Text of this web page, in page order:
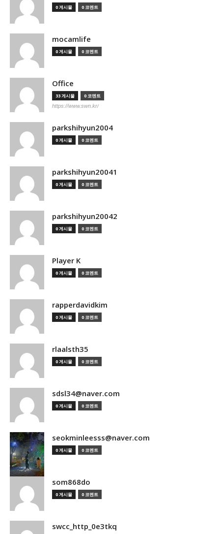
0 게시물 0 코멘트
mocamlife
0 게시물 0 코멘트
Office
33 게시물 0 코멘트
https://www.swn.kr/
parkshihyun2004
0 게시물 0 코멘트
parkshihyun20041
0 게시물 0 코멘트
parkshihyun20042
0 게시물 0 코멘트
Player K
0 게시물 0 코멘트
rapperdavidkim
0 게시물 0 코멘트
rlaalsth35
0 게시물 0 코멘트
sdsl34@naver.com
0 게시물 0 코멘트
seokminleesss@naver.com
0 게시물 0 코멘트
som868do
0 게시물 0 코멘트
swcc_http_0e3tkq